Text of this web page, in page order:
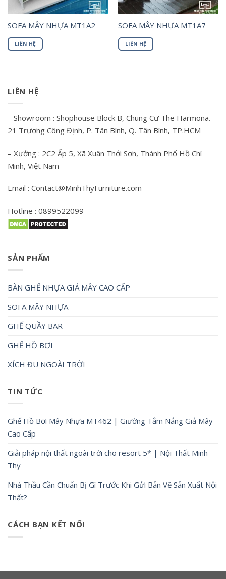
SOFA MÂY NHỰA MT1A2
LIÊN HỆ
SOFA MÂY NHỰA MT1A7
LIÊN HỆ
LIÊN HỆ
– Showroom : Shophouse Block B, Chung Cư The Harmona.
21 Trương Công Định, P. Tân Bình, Q. Tân Bình, TP.HCM
– Xưởng : 2C2 Ấp 5, Xã Xuân Thới Sơn, Thành Phố Hồ Chí
Minh, Việt Nam
Email : Contact@MinhThyFurniture.com
Hotline : 0899522099
SẢN PHẨM
BÀN GHẾ NHỰA GIẢ MÂY CAO CẤP
SOFA MÂY NHỰA
GHẾ QUẦY BAR
GHẾ HỒ BƠI
XÍCH ĐU NGOÀI TRỜI
TIN TỨC
Ghế Hồ Bơi Mây Nhựa MT462 | Giường Tắm Nắng Giả Mây
Cao Cấp
Giải pháp nội thất ngoài trời cho resort 5* | Nội Thất Minh
Thy
Nhà Thầu Cần Chuẩn Bị Gì Trước Khi Gửi Bản Vẽ Sản Xuất Nội
Thất?
CÁCH BẠN KẾT NỐI